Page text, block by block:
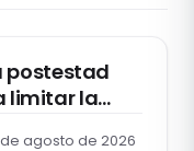
postestad
limitar la
agosto de 2026